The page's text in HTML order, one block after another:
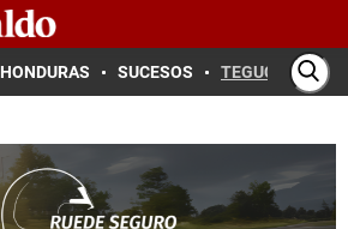
HONDURAS SUCESOS TEGUCIGALPA